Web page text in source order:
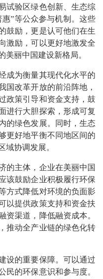
试验区绿色创新、生态综
”等公众参与机制。这些
鼓励，更是认可他们在生
激励，可以更好地激发全
美丽中国建设新格局。
为衡量其现代化水平的
国改革开放的前沿阵地，
政策引导和资金支持，鼓
进行大胆探索，形成可复
的绿色发展。同时，生态
更好地平衡不同地区间的
域协调发展。
主体，企业在美丽中国
该鼓励企业积极履行环保
方式降低对环境的负面影
以提供政策支持和资金扶
资渠道，降低融资成本。
推动全产业链的绿色化转
的重要保障。可以通过
民的环保意识和参与度。